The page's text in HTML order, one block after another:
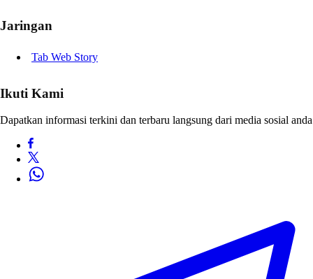
Jaringan
Tab Web Story
Ikuti Kami
Dapatkan informasi terkini dan terbaru langsung dari media sosial anda